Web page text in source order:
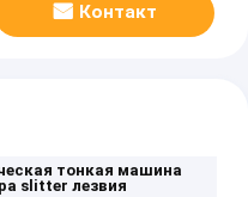
Контакт
тонкая машина
slitter лезвия